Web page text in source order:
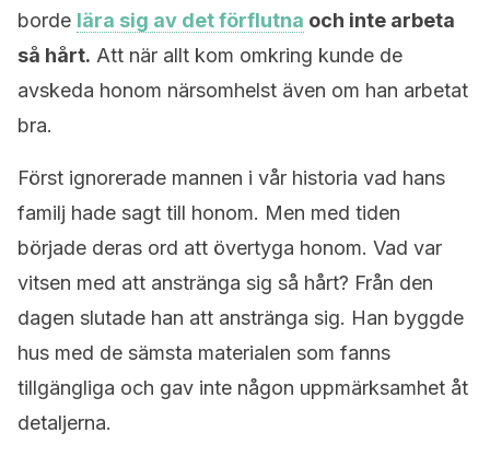
borde lära sig av det förflutna och inte arbeta
så hårt. Att när allt kom omkring kunde de
avskeda honom närsomhelst även om han arbetat
bra.
Först ignorerade mannen i vår historia vad hans
familj hade sagt till honom. Men med tiden
började deras ord att övertyga honom. Vad var
vitsen med att anstränga sig så hårt? Från den
dagen slutade han att anstränga sig. Han byggde
hus med de sämsta materialen som fanns
tillgängliga och gav inte någon uppmärksamhet åt
detaljerna.